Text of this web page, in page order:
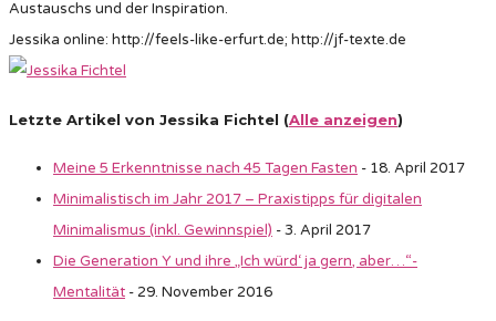
Austauschs und der Inspiration.
Jessika online: http://feels-like-erfurt.de; http://jf-texte.de
Letzte Artikel von Jessika Fichtel (Alle anzeigen)
Meine 5 Erkenntnisse nach 45 Tagen Fasten - 18. April 2017
Minimalistisch im Jahr 2017 – Praxistipps für digitalen
Minimalismus (inkl. Gewinnspiel) - 3. April 2017
Die Generation Y und ihre „Ich würd‘ ja gern, aber…“-
Mentalität - 29. November 2016